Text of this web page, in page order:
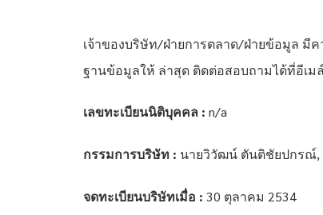
เจ้าของบริษัท/ฝ่ายการตลาด/ฝ่ายข้อมูล
ฐานข้อมูลให้ ล่าสุด ติดต่อสอบถามได้ที่อีเมล์
เลขทะเบียนนิติบุคคล : n/a
กรรมการบริษัท : นายวิวัฒน์ ตันติชัยปกรณ์
จดทะเบียนบริษัทเมื่อ : 30 ตุลาคม 2534